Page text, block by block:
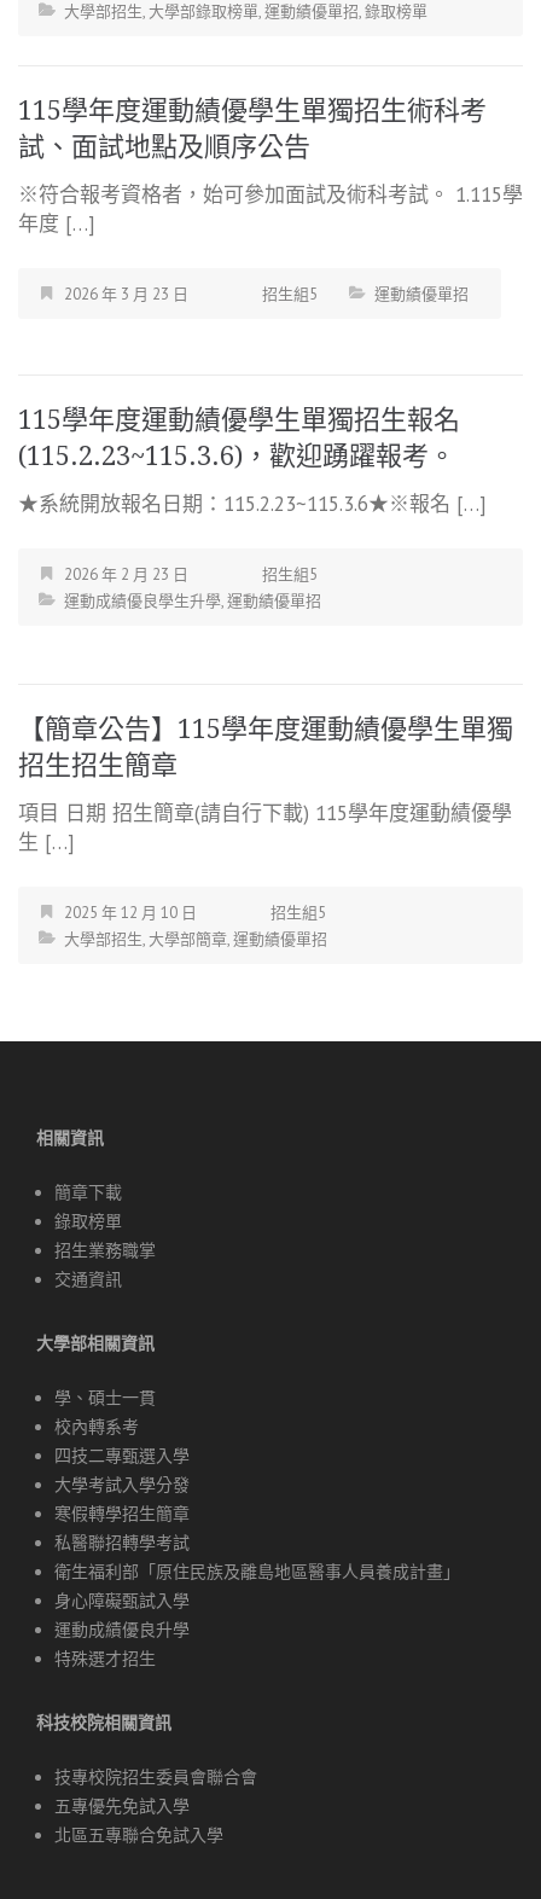
大學部招生,大學部錄取榜單,運動績優單招,錄取榜單
115學年度運動績優學生單獨招生術科考
試、面試地點及順序公告
※符合報考資格者，始可參加面試及術科考試。 1.115學
年度 […]
2026 年 3 月 23 日 招生組5 運動績優單招
115學年度運動績優學生單獨招生報名
(115.2.23~115.3.6)，歡迎踴躍報考。
★系統開放報名日期：115.2.23~115.3.6★※報名 […]
2026 年 2 月 23 日
招生組5
運動成績優良學生升學,運動績優單招
【簡章公告】115學年度運動績優學生單獨
招生招生簡章
項目 日期 招生簡章(請自行下載) 115學年度運動績優學
生 […]
2025 年 12 月 10 日
招生組5
大學部招生,大學部簡章,運動績優單招
相關資訊
簡章下載
錄取榜單
招生業務職掌
交通資訊
大學部相關資訊
學、碩士一貫
校內轉系考
四技二專甄選入學
大學考試入學分發
寒假轉學招生簡章
私醫聯招轉學考試
衛生福利部「原住民族及離島地區醫事人員養成計畫」
身心障礙甄試入學
運動成績優良升學
特殊選才招生
科技校院相關資訊
技專校院招生委員會聯合會
五專優先免試入學
北區五專聯合免試入學